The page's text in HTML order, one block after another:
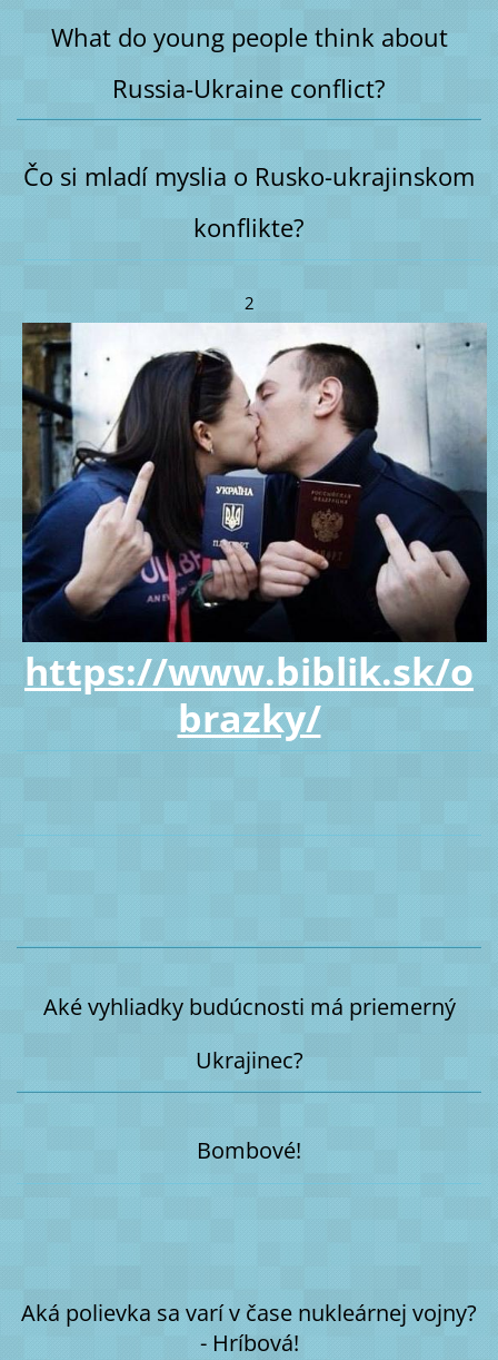
What do young people think about
Russia-Ukraine conflict?
Čo si mladí myslia o Rusko-ukrajinskom
konflikte?
2
https://www.biblik.sk/o
brazky/
Aké vyhliadky budúcnosti má priemerný
Ukrajinec?
Bombové!
Aká polievka sa varí v čase nukleárnej vojny?
- Hríbová!